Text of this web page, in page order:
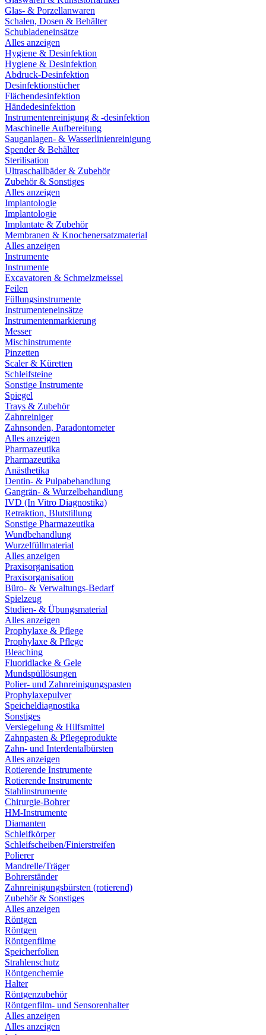
Glas- & Porzellanwaren
Schalen, Dosen & Behälter
Schubladeneinsätze
Alles anzeigen
Hygiene & Desinfektion
Hygiene & Desinfektion
Abdruck-Desinfektion
Desinfektionstücher
Flächendesinfektion
Händedesinfektion
Instrumentenreinigung & -desinfektion
Maschinelle Aufbereitung
Sauganlagen- & Wasserlinienreinigung
Spender & Behälter
Sterilisation
Ultraschallbäder & Zubehör
Zubehör & Sonstiges
Alles anzeigen
Implantologie
Implantologie
Implantate & Zubehör
Membranen & Knochenersatzmaterial
Alles anzeigen
Instrumente
Instrumente
Excavatoren & Schmelzmeissel
Feilen
Füllungsinstrumente
Instrumenteneinsätze
Instrumentenmarkierung
Messer
Mischinstrumente
Pinzetten
Scaler & Küretten
Schleifsteine
Sonstige Instrumente
Spiegel
Trays & Zubehör
Zahnreiniger
Zahnsonden, Paradontometer
Alles anzeigen
Pharmazeutika
Pharmazeutika
Anästhetika
Dentin- & Pulpabehandlung
Gangrän- & Wurzelbehandlung
IVD (In Vitro Diagnostika)
Retraktion, Blutstillung
Sonstige Pharmazeutika
Wundbehandlung
Wurzelfüllmaterial
Alles anzeigen
Praxisorganisation
Praxisorganisation
Büro- & Verwaltungs-Bedarf
Spielzeug
Studien- & Übungsmaterial
Alles anzeigen
Prophylaxe & Pflege
Prophylaxe & Pflege
Bleaching
Fluoridlacke & Gele
Mundspüllösungen
Polier- und Zahnreinigungspasten
Prophylaxepulver
Speicheldiagnostika
Sonstiges
Versiegelung & Hilfsmittel
Zahnpasten & Pflegeprodukte
Zahn- und Interdentalbürsten
Alles anzeigen
Rotierende Instrumente
Rotierende Instrumente
Stahlinstrumente
Chirurgie-Bohrer
HM-Instrumente
Diamanten
Schleifkörper
Schleifscheiben/Finierstreifen
Polierer
Mandrelle/Träger
Bohrerständer
Zahnreinigungsbürsten (rotierend)
Zubehör & Sonstiges
Alles anzeigen
Röntgen
Röntgen
Röntgenfilme
Speicherfolien
Strahlenschutz
Röntgenchemie
Halter
Röntgenzubehör
Röntgenfilm- und Sensorenhalter
Alles anzeigen
Alles anzeigen